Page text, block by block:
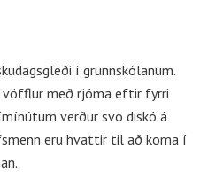
í grunnskólanum.
vöfflur með rjóma eftir fyrri
verður svo diskó á
eru hvattir til að koma í